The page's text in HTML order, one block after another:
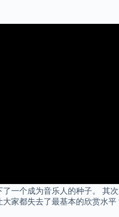
一个成为音乐人的种子。 其
家都失去了最基本的欣赏水平